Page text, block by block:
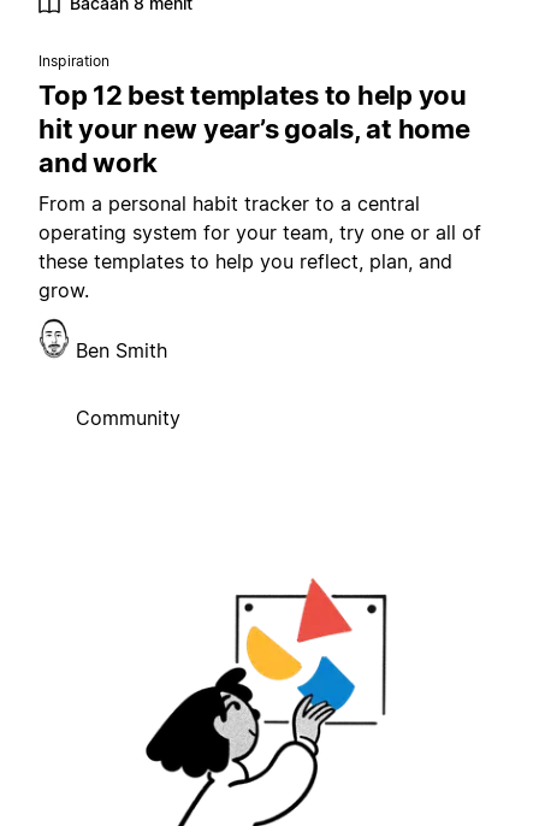
Inspiration
Top 12 best templates to help you
hit your new year’s goals, at home
and work
From a personal habit tracker to a central
operating system for your team, try one or all of
these templates to help you reflect, plan, and
grow.
Ben Smith
Community